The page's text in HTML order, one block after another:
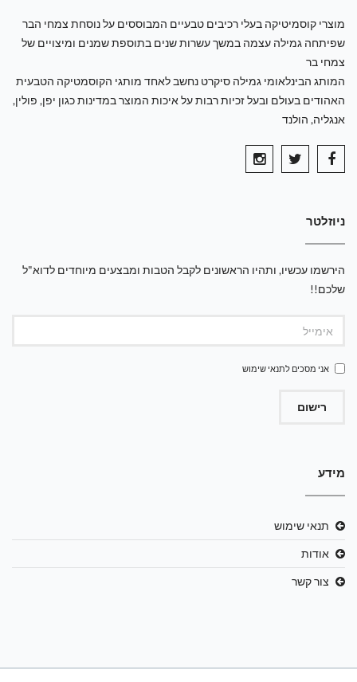
מוצרי קוסמיטיקה בעלי רכיבים טבעיים המבוססים על נוסחת צמחי הבר
שפיתחה גמילה עצמה במשך עשרות שנים בתוספת שמנים ומיצויים של
צמחי בר
המותג הבינלאומי גמילה סיקרט נחשב לאחד מותגי הקוסמטיקה הטבעית
האהודים בעולם ובעל זכיות רבות על איכות המוצר במדינות כגון יפן, פולין,
אנגליה, הולנד
ניוזלטר
הירשמו עכשיו, ותהיו הראשונים לקבל הטבות ומבצעים מיוחדים לדוא"ל
שלכם!!
אני מסכים לתנאי שימוש
רישום
מידע
תנאי שימוש
אודות
צור קשר